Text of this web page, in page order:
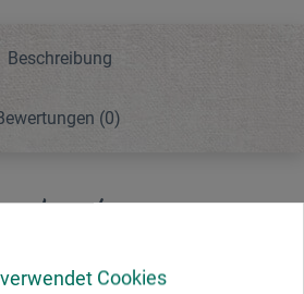
Cookies
Beschreibung
(0)
Ermöglicht es, aus jedem